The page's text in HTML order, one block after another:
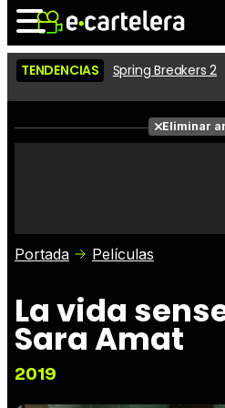
Noticias
Críticas
TENDENCIAS Spring Breakers 2
Eliminar
Portada Películas
La vida
Sara Amat
2019